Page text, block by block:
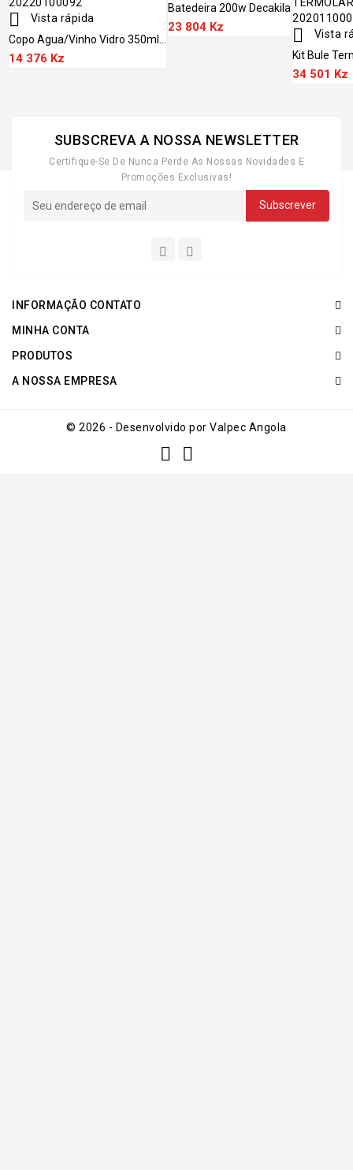

Vista rápida
Copo Agua/vinho Vidro 350ml...
14 376 Kz
Batedeira 200w Decakila
23 804 Kz 
Vista
Kit Bule
34 501 Kz
SUBSCREVA A NOSSA NEWSLETTER
Certifique-Se De Nunca Perde As Nossas Novidades E
Promoções Exclusivas!
INFORMAÇÃO CONTATO
MINHA CONTA
PRODUTOS
A NOSSA EMPRESA
© 2026 - Desenvolvido por Valpec Angola